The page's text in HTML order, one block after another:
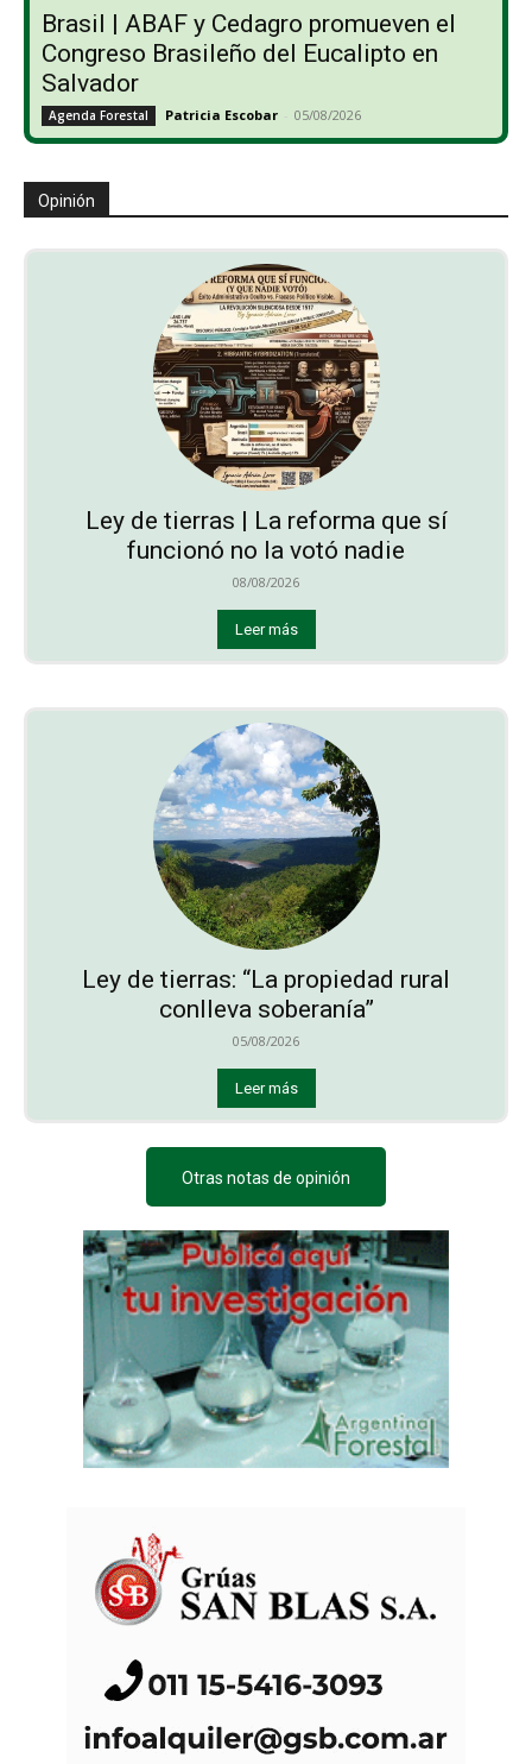
Brasil | ABAF y Cedagro promueven el
Congreso Brasileño del Eucalipto en
Salvador
Agenda Forestal Patricia Escobar - 05/08/2026
Opinión
Ley de tierras | La reforma que sí
funcionó no la votó nadie
08/08/2026
Leer más
Ley de tierras: “La propiedad rural
conlleva soberanía”
05/08/2026
Leer más
Otras notas de opinión